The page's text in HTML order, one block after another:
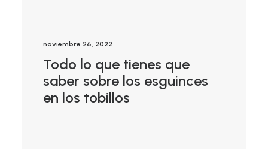
noviembre 26, 2022
Todo lo que tienes que
saber sobre los esguinces
en los tobillos